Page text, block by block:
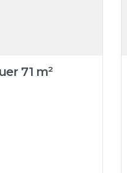
71 m²